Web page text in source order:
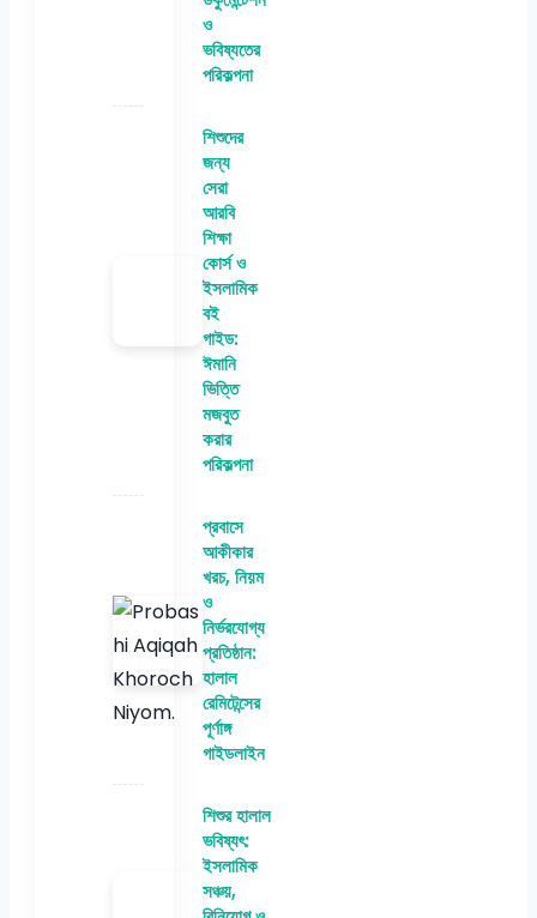
ও
ভবিষ্যতের
পরিকল্পনা
শিশুদের
জন্য
সেরা
আরবি
শিক্ষা
কোর্স ও
ইসলামিক
বই
গাইড:
ঈমানি
ভিত্তি
মজবুত
করার
পরিকল্পনা
প্রবাসে
আকীকার
খরচ, নিয়ম
ও
নির্ভরযোগ্য
প্রতিষ্ঠান:
হালাল
রেমিটেন্সের
পূর্ণাঙ্গ
গাইডলাইন
শিশুর হালাল
ভবিষ্যৎ:
ইসলামিক
সঞ্চয়,